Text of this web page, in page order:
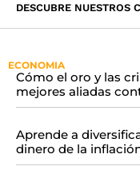
DESCUBRE NUESTROS
ECONOMIA
Cómo el oro y las
mejores aliadas
Aprende a
dinero de la